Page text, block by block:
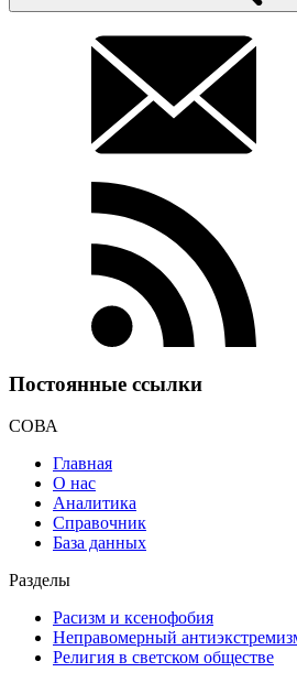
Постоянные ссылки
СОВА
Главная
О нас
Аналитика
Справочник
База данных
Разделы
Расизм и ксенофобия
Неправомерный
Религия в светском обществе